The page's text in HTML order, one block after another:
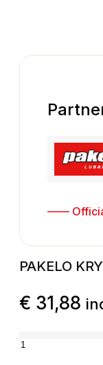
——
PAKELO
€ 31,88
PAKELO